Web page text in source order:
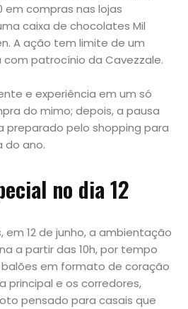
em compras nas lojas
caixa de chocolates Mil
A ação tem limite de um
com patrocínio da Cavezzale.
e experiência em um só
do mimo; depois, a pausa
preparado pelo shopping para
do ano.
no dia 12
em 12 de junho, a ambientação
a partir das 10h, por tempo
em formato de coração
principal e os corredores,
pensado para casais que